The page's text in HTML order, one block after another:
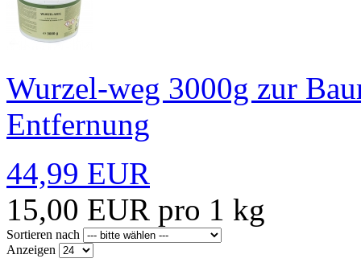
Wurzel-weg 3000g zur
Entfernung
44,99 EUR
15,00 EUR pro 1 kg
Sortieren nach
Anzeigen